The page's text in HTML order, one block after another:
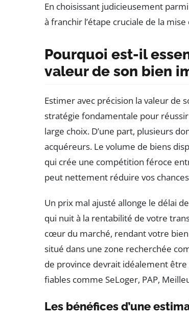
En choisissant judicieusement
à franchir l’étape cruciale de la
Pourquoi est-il
valeur de son bien
Estimer avec précision la valeur de
stratégie fondamentale pour
large choix. D’une part, plusieurs
acquéreurs. Le volume de biens
qui crée une compétition féroce
peut nettement réduire vos
Un prix mal ajusté allonge le délai
qui nuit à la rentabilité de votre
cœur du marché, rendant votre
situé dans une zone recherchée
de province devrait idéalement
fiables comme SeLoger, PAP,
Les bénéfices d’une